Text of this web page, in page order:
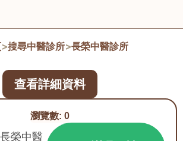
>搜尋中醫診所>長榮中醫診所
瀏覽數: 0
長榮中醫
查看詳細資料